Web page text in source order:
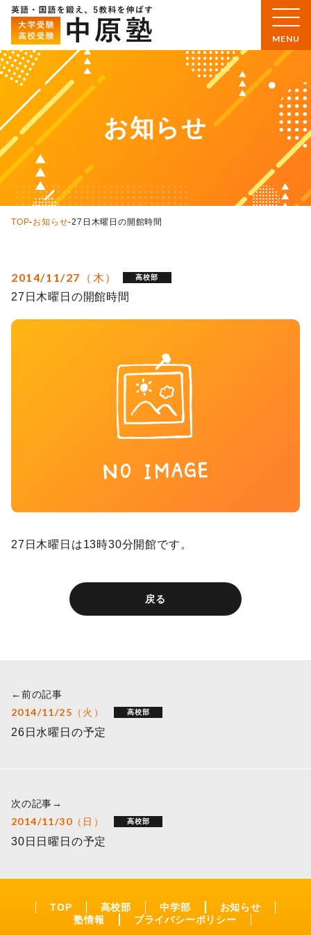
お知らせ
TOP-お知らせ-27日木曜日の開館時間
2014/11/27（木） 高校部
27日木曜日の開館時間
27日木曜日は13時30分開館です。
戻る
←前の記事
2014/11/25（火） 高校部
26日水曜日の予定
次の記事→
2014/11/30（日） 高校部
30日日曜日の予定
TOP 高校部 中学部
お知らせ
塾情報
プライバシーポリシー